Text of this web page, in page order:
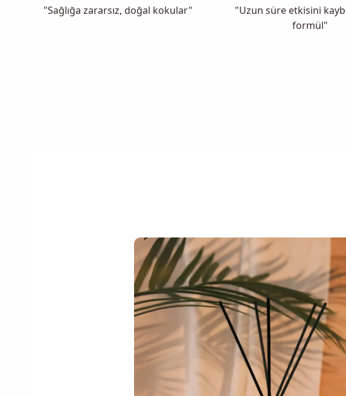
"Sağlığa zararsız, doğal kokular"
"Uzun süre etkisini
formül"